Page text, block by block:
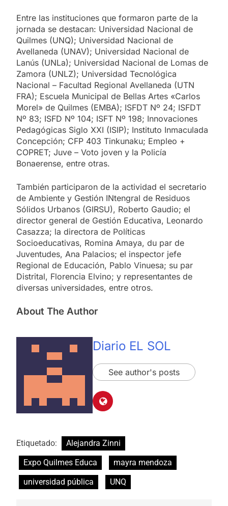
Entre las instituciones que formaron parte de la
jornada se destacan: Universidad Nacional de
Quilmes (UNQ); Universidad Nacional de
Avellaneda (UNAV); Universidad Nacional de
Lanús (UNLa); Universidad Nacional de Lomas de
Zamora (UNLZ); Universidad Tecnológica
Nacional – Facultad Regional Avellaneda (UTN
FRA); Escuela Municipal de Bellas Artes «Carlos
Morel» de Quilmes (EMBA); ISFDT Nº 24; ISFDT
Nº 83; ISFD Nº 104; ISFT Nº 198; Innovaciones
Pedagógicas Siglo XXI (ISIP); Instituto Inmaculada
Concepción; CFP 403 Tinkunaku; Empleo +
COPRET; Juve – Voto joven y la Policía
Bonaerense, entre otras.
También participaron de la actividad el secretario
de Ambiente y Gestión INtengral de Residuos
Sólidos Urbanos (GIRSU), Roberto Gaudio; el
director general de Gestión Educativa, Leonardo
Casazza; la directora de Políticas
Socioeducativas, Romina Amaya, du par de
Juventudes, Ana Palacios; el inspector jefe
Regional de Educación, Pablo Vinuesa; su par
Distrital, Florencia Elvino; y representantes de
diversas universidades, entre otros.
About The Author
Diario EL SOL
See author's posts
Etiquetado:
Alejandra Zinni
Expo Quilmes Educa
mayra mendoza
universidad pública
UNQ